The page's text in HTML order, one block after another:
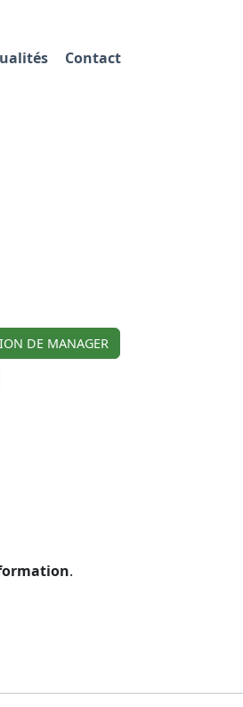
Contact
DE MANAGER
.